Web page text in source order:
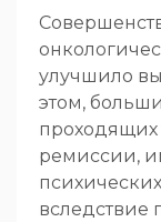
улучшило
этом,
проходящих
ремиссии,
вследствие